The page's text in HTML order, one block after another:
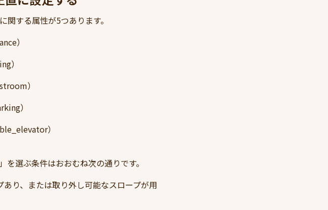
する属性が5つあります。
）
）
）
）
）
選ぶ条件はおおむね次の通りです。
り、または取り外し可能なスロープが用